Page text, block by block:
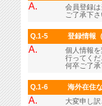
A.
会員登録
ご了承下さ
Q.1-5 登録情報
A.
個人情報
行ってく
何卒ご了承
Q.1-6 海外在住
A. 大変申し